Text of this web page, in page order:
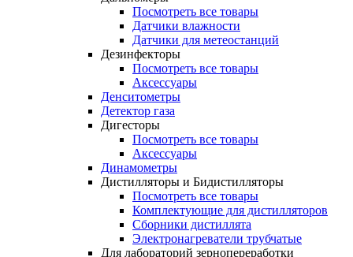
Посмотреть все товары
Датчики влажности
Датчики для метеостанций
Дезинфекторы
Посмотреть все товары
Аксессуары
Денситометры
Детектор газа
Дигесторы
Посмотреть все товары
Аксессуары
Динамометры
Дистилляторы и Бидистилляторы
Посмотреть все товары
Комплектующие для дистилляторов
Сборники дистиллята
Электронагреватели трубчатые
Для лабораторий зернопереработки